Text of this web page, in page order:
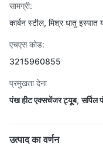
सामग्री:
कार्बन स्टील, मिश्र धातु इस्पात
एचएस कोड:
3215960855
प्रमुखता देना
पंख हीट एक्सचेंजर ट्यूब,
उत्पाद का वर्णन